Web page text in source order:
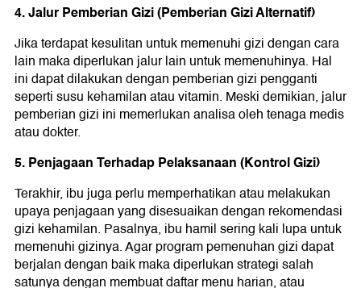
4. Jalur Pemberian Gizi (Pemberian Gizi Alternatif)
Jika terdapat kesulitan untuk memenuhi gizi dengan cara
lain maka diperlukan jalur lain untuk memenuhinya. Hal
ini dapat dilakukan dengan pemberian gizi pengganti
seperti susu kehamilan atau vitamin. Meski demikian, jalur
pemberian gizi ini memerlukan analisa oleh tenaga medis
atau dokter.
5. Penjagaan Terhadap Pelaksanaan (Kontrol Gizi)
Terakhir, ibu juga perlu memperhatikan atau melakukan
upaya penjagaan yang disesuaikan dengan rekomendasi
gizi kehamilan. Pasalnya, ibu hamil sering kali lupa untuk
memenuhi gizinya. Agar program pemenuhan gizi dapat
berjalan dengan baik maka diperlukan strategi salah
satunya dengan membuat daftar menu harian, atau